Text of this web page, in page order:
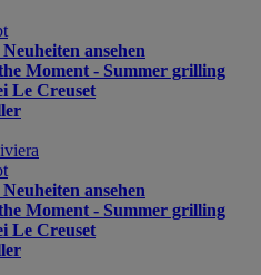
ansehen
Moment - Summer grilling
Le Creuset
ansehen
Moment - Summer grilling
Le Creuset